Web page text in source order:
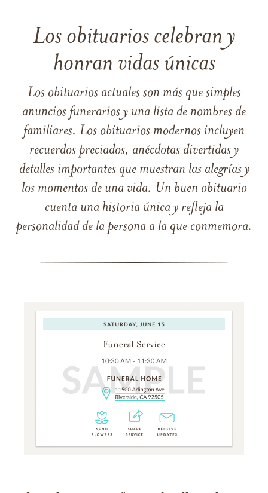
Los obituarios celebran y
honran vidas únicas
Los obituarios actuales son más que simples
anuncios funerarios y una lista de nombres de
familiares. Los obituarios modernos incluyen
recuerdos preciados, anécdotas divertidas y
detalles importantes que muestran las alegrías y
los momentos de una vida. Un buen obituario
cuenta una historia única y refleja la
personalidad de la persona a la que conmemora.